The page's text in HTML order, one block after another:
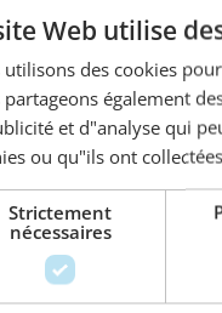
Little
incl. TVA
Web utilise
utilisons des cookies
partageons également
et d"analyse qui
ou qu"ils ont
Strictement
nécessaires